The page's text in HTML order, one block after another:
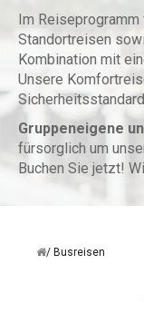
Im
Standortreisen
Kombination mit
Unsere
Gruppeneigene
fürsorglich um
Buchen Sie jetzt!
Busreisen